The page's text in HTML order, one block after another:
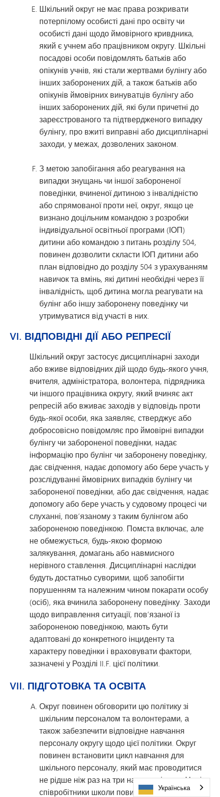
Шкільний округ не має права розкривати
потерпілому особисті дані про освіту чи
особисті дані щодо ймовірного кривдника,
який є учнем або працівником округу. Шкільні
посадові особи повідомлять батьків або
опікунів учнів, які стали жертвами булінгу або
інших заборонених дій, а також батьків або
опікунів ймовірних винуватців булінгу або
інших заборонених дій, які були причетні до
зареєстрованого та підтвердженого випадку
булінгу, про вжиті виправні або дисциплінарні
заходи, у межах, дозволених законом.
З метою запобігання або реагування на
випадки знущань чи іншої забороненої
поведінки, вчиненої дитиною з інвалідністю
або спрямованої проти неї, округ, якщо це
визнано доцільним командою з розробки
індивідуальної освітньої програми (ІОП)
дитини або командою з питань розділу 504,
повинен дозволити скласти ІОП дитини або
план відповідно до розділу 504 з урахуванням
навичок та вмінь, які дитині необхідні через її
інвалідність, щоб дитина могла реагувати на
булінг або іншу заборонену поведінку чи
утримуватися від участі в них.
VI. ВІДПОВІДНІ ДІЇ АБО РЕПРЕСІЇ
Шкільний округ застосує дисциплінарні заходи
або вживе відповідних дій щодо будь-якого учня,
вчителя, адміністратора, волонтера, підрядника
чи іншого працівника округу, який вчиняє акт
репресій або вживає заходів у відповідь проти
будь-якої особи, яка заявляє, стверджує або
добросовісно повідомляє про ймовірні випадки
булінгу чи забороненої поведінки, надає
інформацію про булінг чи заборонену поведінку,
дає свідчення, надає допомогу або бере участь у
розслідуванні ймовірних випадків булінгу чи
забороненої поведінки, або дає свідчення, надає
допомогу або бере участь у судовому процесі чи
слуханні, пов’язаному з таким булінгом або
забороненою поведінкою. Помста включає, але
не обмежується, будь-якою формою
залякування, домагань або навмисного
нерівного ставлення. Дисциплінарні наслідки
будуть достатньо суворими, щоб запобігти
порушенням та належним чином покарати особу
(осіб), яка вчинила заборонену поведінку. Заходи
щодо виправлення ситуації, пов’язаної із
забороненою поведінкою, мають бути
адаптовані до конкретного інциденту та
характеру поведінки і враховувати фактори,
зазначені у Розділі II.F. цієї політики.
VII. ПІДГОТОВКА ТА ОСВІТА
Округ повинен обговорити цю політику зі
шкільним персоналом та волонтерами, а
також забезпечити відповідне навчання
персоналу округу щодо цієї політики. Округ
повинен встановити цикл навчання для
шкільного персоналу, який має проводитися
не рідше ніж раз на три навчальні роки. Нові
співробітники школи повинні пройти навчання
Українська